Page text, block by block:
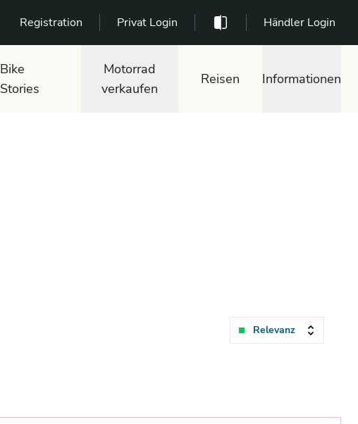
Registration Privat Login Händler Login
Bike
Stories
Motorrad
verkaufen
Reisen Informationen
Relevanz